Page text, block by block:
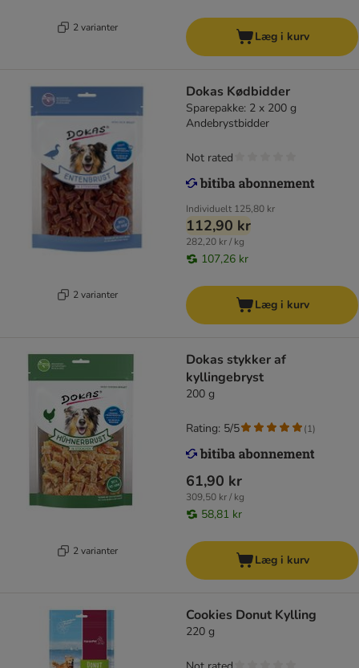
2 varianter
Læg i kurv
2 varianter
Dokas Kødbidder
Sparepakke: 2 x 200 g
Andebrystbidder
Individuelt 125,80 kr
112,90 kr
282,20 kr / kg
107,26 kr
Not rated
Læg i kurv
2 varianter
Dokas stykker af
kyllingebryst
200 g
61,90 kr
309,50 kr / kg
58,81 kr
Rating: 5/5 (1)
Læg i kurv
Cookies Donut Kylling
220 g